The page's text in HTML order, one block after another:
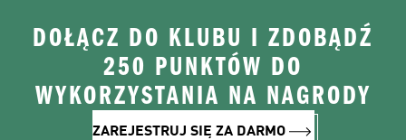
DOŁĄCZ DO KLUBU I ZDOBĄDŹ
250 PUNKTÓW DO
WYKORZYSTANIA NA NAGRODY
ZAREJESTRUJ SIĘ ZA DARMO